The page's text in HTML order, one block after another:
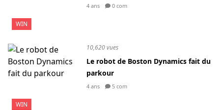
WIN
4 ans 0 com
WIN
10,620 vues
Le robot de Boston Dynamics fait du
parkour
4 ans 5 com